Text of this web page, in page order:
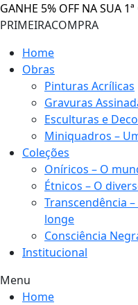
GANHE 5% OFF NA SUA
PRIMEIRACOMPRA
Home
Obras
Pinturas Acrílicas
Gravuras
Esculturas e
Miniquadros –
Coleções
Oníricos – O
Étnicos – O
Transcendência
longe
Consciência
Institucional
Menu
Home